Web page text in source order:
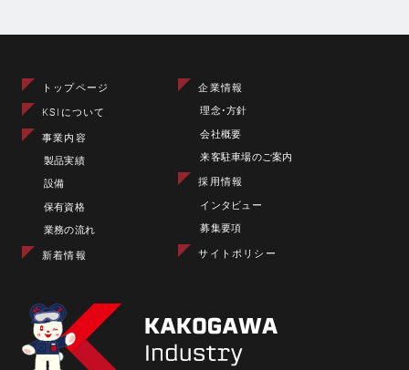
トップページ
KSIについて
事業内容
製品実績
設備
保有資格
業務の流れ
新着情報
企業情報
理念･方針
会社概要
来客駐車場のご案内
採用情報
インタビュー
募集要項
サイトポリシー